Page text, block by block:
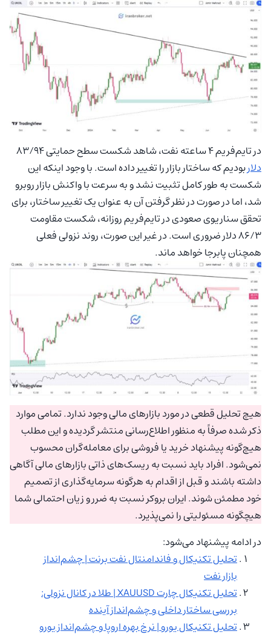
در تایم‌فریم ۴ ساعته نفت، شاهد شکست سطح حمایتی ۸۳/۹۴
دلاربودیم که ساختار بازار را تغییر داده است. با وجود اینکه این
شکست به طور کامل تثبیت نشد و به سرعت با واکنش بازار روبرو
شد، اما در صورت در نظر گرفتن آن به عنوان یک تغییر ساختار، برای
تحقق سناریوی صعودی در تایم‌فریم روزانه، شکست مقاومت
۸۶/۳ دلار ضروری است. در غیر این صورت، روند نزولی فعلی
همچنان پابرجا خواهد ماند.
هیچ تحلیل قطعی در مورد بازارهای مالی وجود ندارد. تمامی موارد
ذکر شده صرفاً به منظور اطلاع‌رسانی منتشر گردیده و این مطلب
هیچ‌گونه پیشنهاد خرید یا فروشی برای معامله‌گران محسوب
نمی‌شود. افراد باید نسبت به ریسک‌های ذاتی بازارهای مالی آگاهی
داشته باشند و قبل از اقدام به هرگونه سرمایه‌گذاری از تصمیم
خود مطمئن شوند. ایران بروکر نسبت به ضرر و زیان احتمالی شما
هیچگونه مسئولیتی را نمی‌پذیرد.
در ادامه پیشنهاد می‌شود:
تحلیل تکنیکال و فاندامنتال نفت برنت | چشم‌انداز
بازار نفت
تحلیل تکنیکال چارت XAUUSD | طلا در کانال نزولی:
بررسی ساختار داخلی و چشم‌انداز آینده
تحلیل تکنیکال یورو | نرخ بهره اروپا و چشم‌انداز یورو